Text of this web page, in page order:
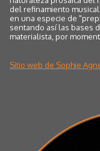
del refinamiento
en una especie de
sentando así las bases
materialista, por
Sitio web de Sophie